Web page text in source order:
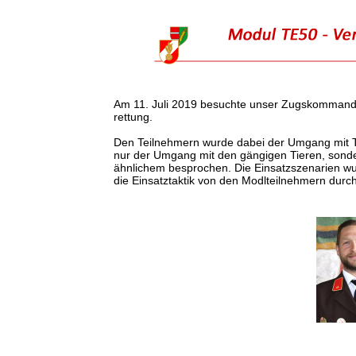
Am 11. Juli 2019 besuchte unser
rettung.
Den Teilnehmern wurde dabei der Umgang
nur der Umgang mit den gängigen Tieren,
ähnlichem besprochen. Die Einsatzszenarien
die Einsatztaktik von den Modlteilnehmern